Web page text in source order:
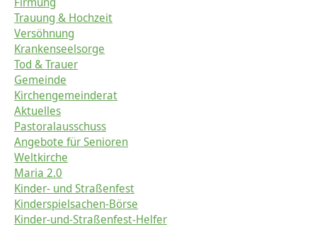
Trauung & Hochzeit
Versöhnung
Krankenseelsorge
Tod & Trauer
Gemeinde
Kirchengemeinderat
Aktuelles
Pastoralausschuss
Angebote für Senioren
Weltkirche
Maria 2.0
Kinder- und Straßenfest
Kinderspielsachen-Börse
Kinder-und-Straßenfest-Helfer